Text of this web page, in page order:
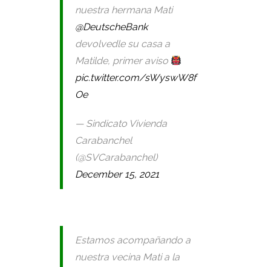
nuestra hermana Mati
@DeutscheBank
devolvedle su casa a
Matilde, primer aviso
pic.twitter.com/sWyswW8f
Oe
— Sindicato Vivienda
Carabanchel
(@SVCarabanchel)
December 15, 2021
Estamos acompañando a
nuestra vecina Mati a la